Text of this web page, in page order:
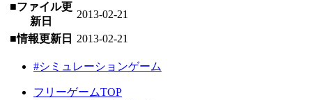
■ファイル更
新日
2013-02-21
■情報更新日 2013-02-21
#シミュレーションゲーム
フリーゲームTOP